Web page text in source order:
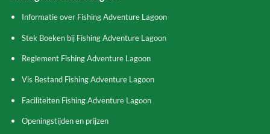
Informatie over Fishing Adventure Lagoon
Stek Boeken bij Fishing Adventure Lagoon
Reglement Fishing Adventure Lagoon
Vis Bestand Fishing Adventure Lagoon
Faciliteiten Fishing Adventure Lagoon
Openingstijden en prijzen